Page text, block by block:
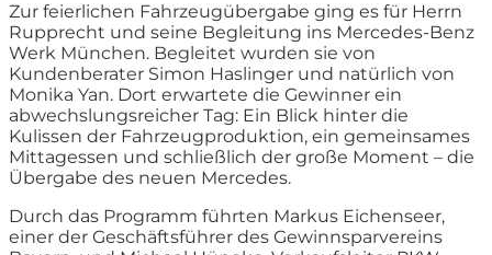
Zur feierlichen Fahrzeugübergabe ging es für Herrn
Rupprecht und seine Begleitung ins Mercedes-Benz
Werk München. Begleitet wurden sie von
Kundenberater Simon Haslinger und natürlich von
Monika Yan. Dort erwartete die Gewinner ein
abwechslungsreicher Tag: Ein Blick hinter die
Kulissen der Fahrzeugproduktion, ein gemeinsames
Mittagessen und schließlich der große Moment – die
Übergabe des neuen Mercedes.
Durch das Programm führten Markus Eichenseer,
einer der Geschäftsführer des Gewinnsparvereins